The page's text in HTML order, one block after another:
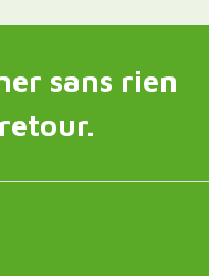
sans rien